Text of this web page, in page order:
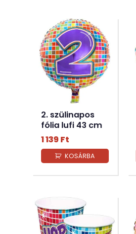
2. szülinapos
fólia lufi 43 cm
1 139 Ft
KOSÁRBA